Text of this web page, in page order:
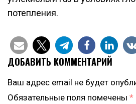
потепления.
ДОБАВИТЬ КОММЕНТАРИЙ
Ваш адрес email не будет
Обязательные поля помечены *